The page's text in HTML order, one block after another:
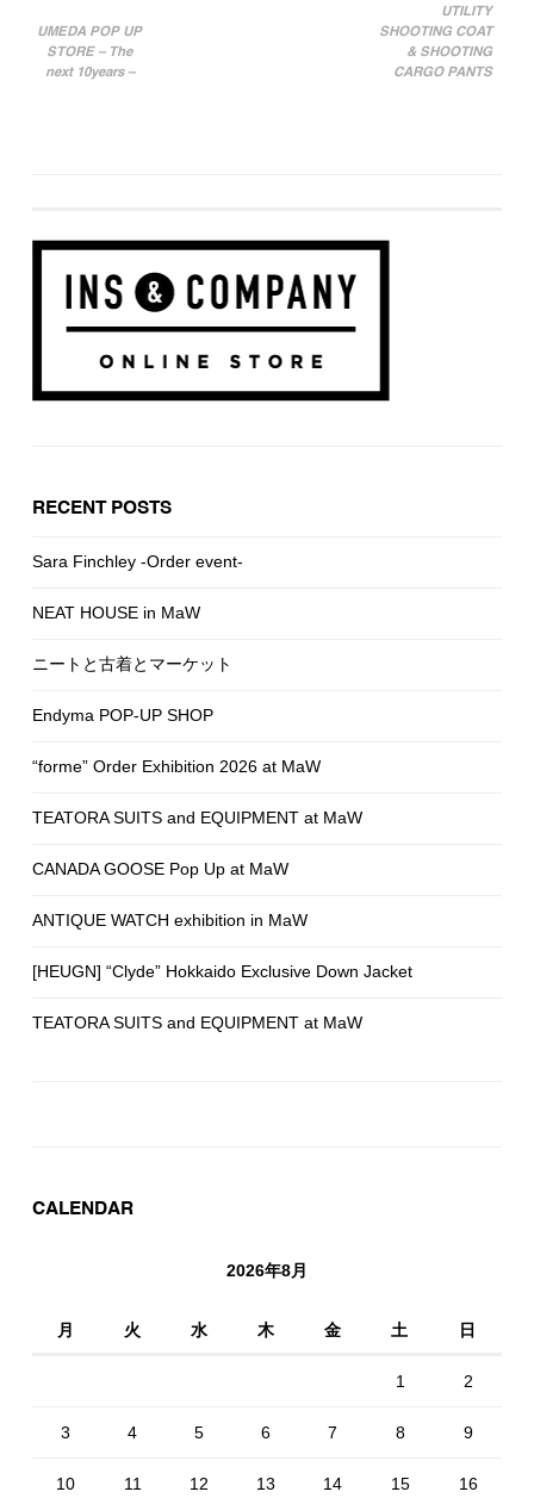
UMEDA POP UP
STORE – The
next 10years –
UTILITY
SHOOTING COAT
& SHOOTING
CARGO PANTS
RECENT POSTS
Sara Finchley -Order event-
NEAT HOUSE in MaW
ニートと古着とマーケット
Endyma POP-UP SHOP
“forme” Order Exhibition 2026 at MaW
TEATORA SUITS and EQUIPMENT at MaW
CANADA GOOSE Pop Up at MaW
ANTIQUE WATCH exhibition in MaW
[HEUGN] “Clyde” Hokkaido Exclusive Down Jacket
TEATORA SUITS and EQUIPMENT at MaW
CALENDAR
2026年8月
月 火 水 木 金 土 日
1 2
3 4 5 6 7 8 9
10 11 12 13 14 15 16